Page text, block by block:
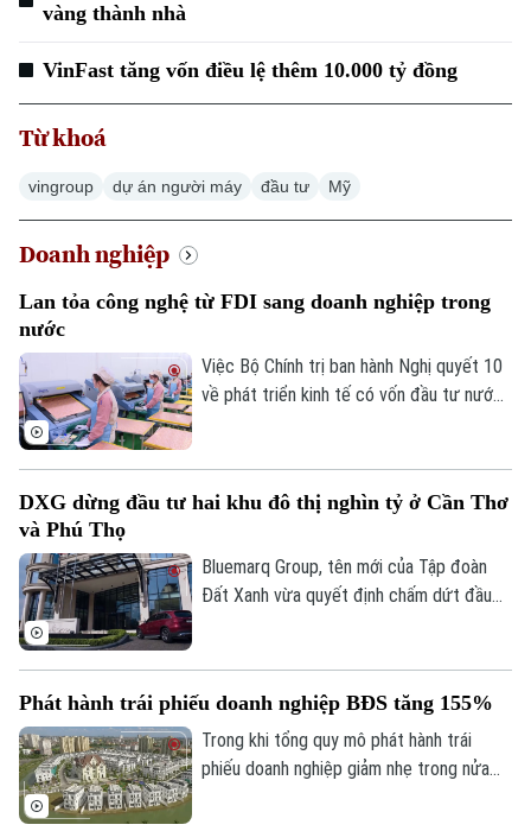
vàng thành nhà
VinFast tăng vốn điều lệ thêm 10.000 tỷ đồng
Từ khoá
vingroup dự án người máy đầu tư Mỹ
Doanh nghiệp
Lan tỏa công nghệ từ FDI sang doanh nghiệp trong
nước
Việc Bộ Chính trị ban hành Nghị quyết 10
về phát triển kinh tế có vốn đầu tư nước
nâng cao năng lực doanh nghiệp trong
DXG dừng đầu tư hai khu đô thị nghìn tỷ ở Cần Thơ
và Phú Thọ
Bluemarq Group, tên mới của Tập đoàn
Đất Xanh vừa quyết định chấm dứt đầu
Phát hành trái phiếu doanh nghiệp BĐS tăng 155%
Trong khi tổng quy mô phát hành trái
phiếu doanh nghiệp giảm nhẹ trong nửa